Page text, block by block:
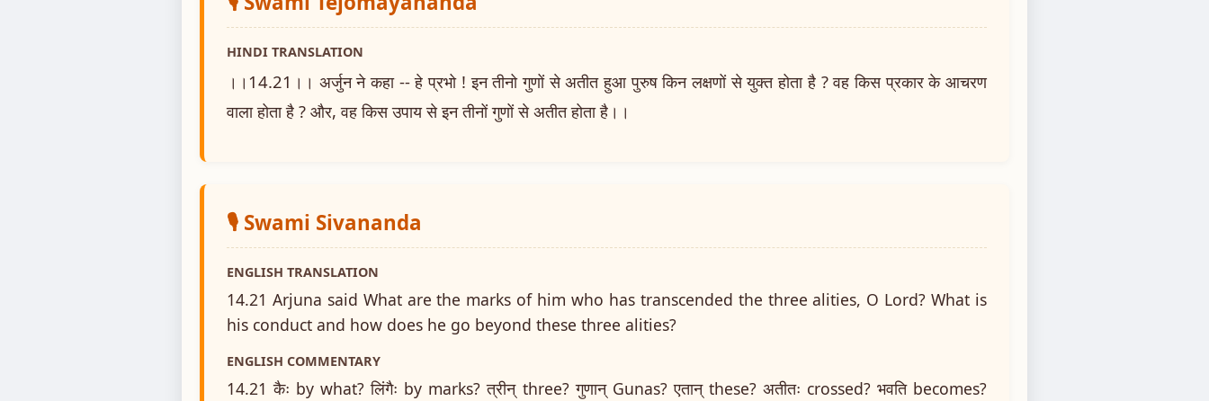
HINDI TRANSLATION
।।14.21।। अर्जुन ने कहा -- हे प्रभो ! इन तीनो गुणों से अतीत हुआ पुरुष किन लक्षणों से युक्त होता है ? वह किस प्रकार के आचरण
वाला होता है ? और, वह किस उपाय से इन तीनों गुणों से अतीत होता है।।
🎙️ Swami Sivananda
ENGLISH TRANSLATION
14.21 Arjuna said What are the marks of him who has transcended the three alities, O Lord? What is
his conduct and how does he go beyond these three alities?
ENGLISH COMMENTARY
14.21 कैः by what? लिंगैः by marks? त्रीन् three? गुणान् Gunas? एतान् these? अतीतः crossed? भवति becomes?